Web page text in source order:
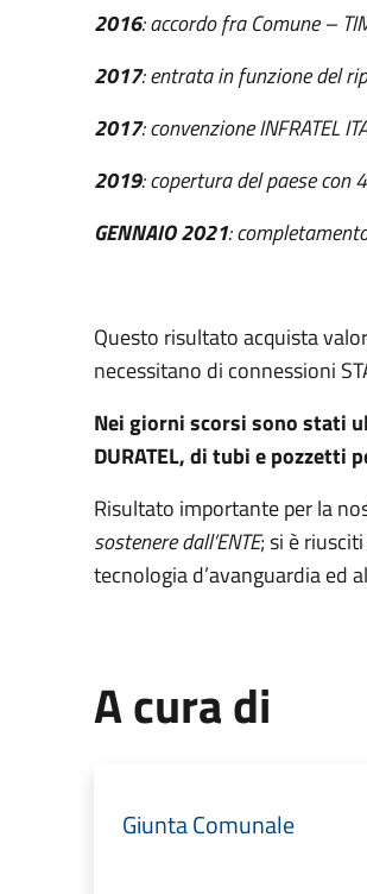
2016: accordo fra Comune –
2017: entrata in funzione del
2017: convenzione INFRATEL
2019: copertura del paese con
GENNAIO 2021: completamento
Questo risultato acquista
necessitano di connessioni
Nei giorni scorsi sono stati
DURATEL, di tubi e
Risultato importante per la
sostenere dall’ENTE; si è
tecnologia d’avanguardia ed
A cura di
Giunta Comunale